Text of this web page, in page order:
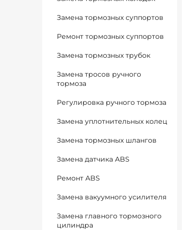
Замена тормозных суппортов
Ремонт тормозных суппортов
Замена тормозных трубок
Замена тросов ручного
тормоза
Регулировка ручного тормоза
Замена уплотнительных колец
Замена тормозных шлангов
Замена датчика ABS
Ремонт ABS
Замена вакуумного усилителя
Замена главного тормозного
цилиндра